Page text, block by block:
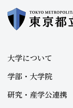
大学について
学部・大学院
研究・産学公連携